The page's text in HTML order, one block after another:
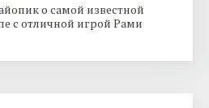
о самой известной
с отличной игрой Рами